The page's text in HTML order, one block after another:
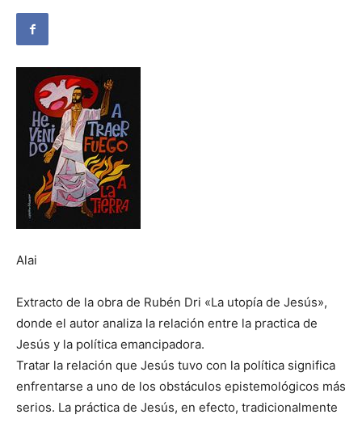
Alai
Extracto de la obra de Rubén Dri «La utopía de Jesús»,
donde el autor analiza la relación entre la practica de
Jesús y la política emancipadora.
Tratar la relación que Jesús tuvo con la política significa
enfrentarse a uno de los obstáculos epistemológicos más
serios. La práctica de Jesús, en efecto, tradicionalmente